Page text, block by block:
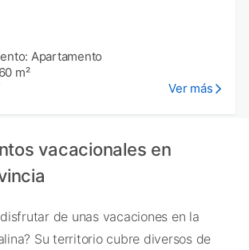
Apartamento
60 m²
Ver más
vacacionales en
de unas vacaciones en la
Su territorio cubre diversos de